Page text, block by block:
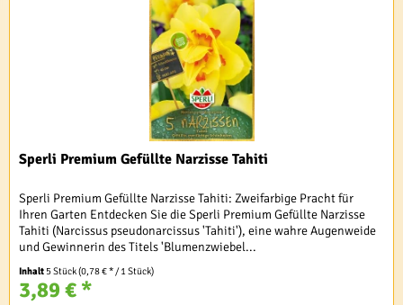
Sperli Premium Gefüllte Narzisse Tahiti
Sperli Premium Gefüllte Narzisse Tahiti: Zweifarbige Pracht für
Ihren Garten Entdecken Sie die Sperli Premium Gefüllte Narzisse
Tahiti (Narcissus pseudonarcissus 'Tahiti'), eine wahre Augenweide
und Gewinnerin des Titels 'Blumenzwiebel...
Inhalt 5 Stück(0,78 € * / 1 Stück)
3,89 € *